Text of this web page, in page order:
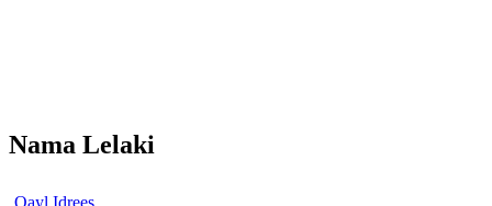
Nama Lelaki
Qayl Idrees